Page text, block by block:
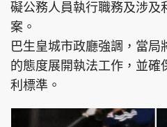
礙公務人員執行職務及涉及
案。
巴生皇城市政廳強調，當局
的態度展開執法工作，並確
利標準。